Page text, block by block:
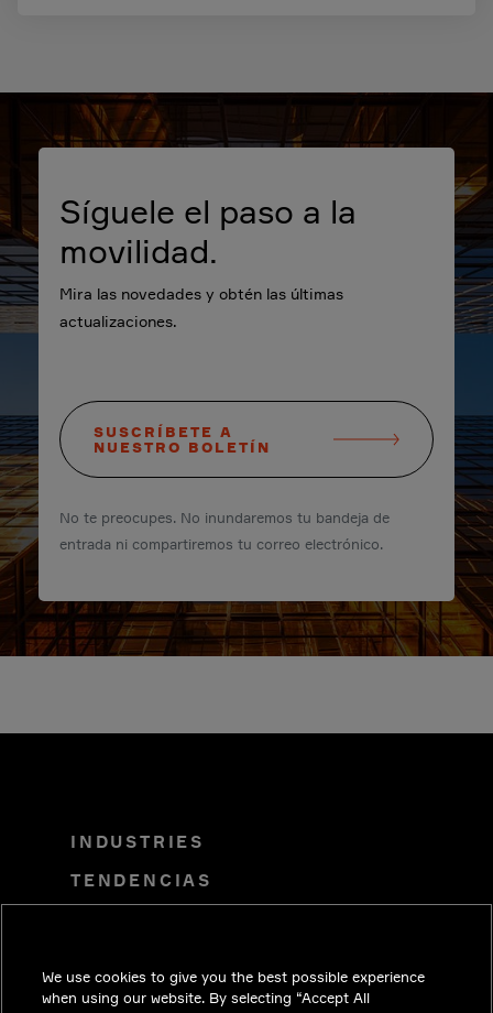
Síguele el paso a la
movilidad.
Mira las novedades y obtén las últimas
actualizaciones.
SUSCRÍBETE A
NUESTRO BOLETÍN
No te preocupes. No inundaremos tu bandeja de
entrada ni compartiremos tu correo electrónico.
INDUSTRIES
TENDENCIAS
INVERSIONISTAS
We use cookies to give you the best possible experience
when using our website. By selecting “Accept All